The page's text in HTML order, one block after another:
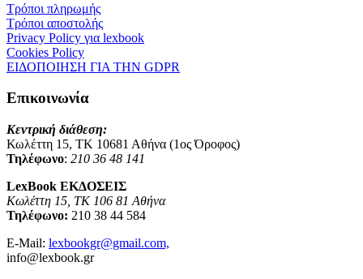
Τρόποι πληρωμής
Τρόποι αποστολής
Privacy Policy για lexbook
Cookies Policy
ΕΙΔΟΠΟΙΗΣΗ ΓΙΑ ΤΗΝ GDPR
Επικοινωνία
Κεντρική διάθεση:
Κωλέττη 15, ΤΚ 10681 Αθήνα (1ος Όροφος)
Τηλέφωνο: 210 36 48 141
LexBook ΕΚΔΟΣΕΙΣ
Κωλέττη 15, ΤΚ 106 81 Αθήνα
Τηλέφωνο: 210 38 44 584
E-Mail: lexbookgr@gmail.com,
info@lexbook.gr